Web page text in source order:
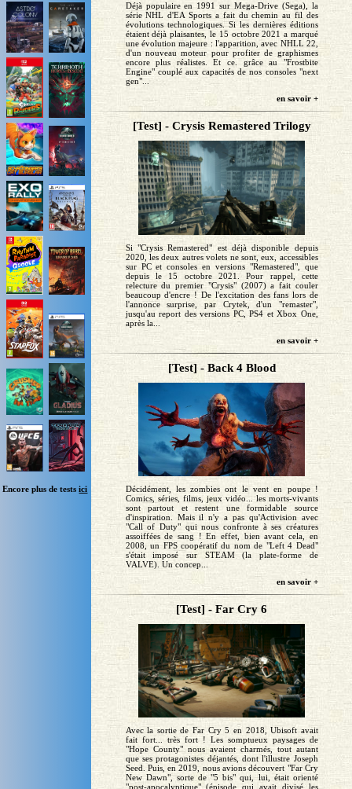
Encore plus de testsici
Déjà populaire en 1991 sur Mega-Drive (Sega), la
série NHL d'EA Sports a fait du chemin au fil des
évolutions technologiques. Si les dernières éditions
étaient déjà plaisantes, le 15 octobre 2021 a marqué
une évolution majeure : l'apparition, avec NHLL 22,
d'un nouveau moteur pour profiter de graphismes
encore plus réalistes. Et ce. grâce au "Frostbite
Engine" couplé aux capacités de nos consoles "next
gen"...
en savoir +
[Test] - Crysis Remastered Trilogy
Si "Crysis Remastered" est déjà disponible depuis
2020, les deux autres volets ne sont, eux, accessibles
sur PC et consoles en versions "Remastered", que
depuis le 15 octobre 2021. Pour rappel, cette
relecture du premier "Crysis" (2007) a fait couler
beaucoup d'encre ! De l'excitation des fans lors de
l'annonce surprise, par Crytek, d'un "remaster",
jusqu'au report des versions PC, PS4 et Xbox One,
après la...
en savoir +
[Test] - Back 4 Blood
Décidément, les zombies ont le vent en poupe !
Comics, séries, films, jeux vidéo... les morts-vivants
sont partout et restent une formidable source
d'inspiration. Mais il n'y a pas qu'Activision avec
"Call of Duty" qui nous confronte à ses créatures
assoiffées de sang ! En effet, bien avant cela, en
2008, un FPS coopératif du nom de "Left 4 Dead"
s'était imposé sur STEAM (la plate-forme de
VALVE). Un concep...
en savoir +
[Test] - Far Cry 6
Avec la sortie de Far Cry 5 en 2018, Ubisoft avait
fait fort... très fort ! Les somptueux paysages de
"Hope County" nous avaient charmés, tout autant
que ses protagonistes déjantés, dont l'illustre Joseph
Seed. Puis, en 2019, nous avions découvert "Far Cry
New Dawn", sorte de "5 bis" qui, lui, était orienté
"post-apocalyptique" (épisode qui avait divisé les